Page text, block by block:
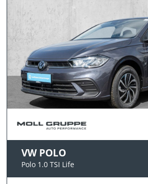
VW POLO
Polo 1.0 TSI Life